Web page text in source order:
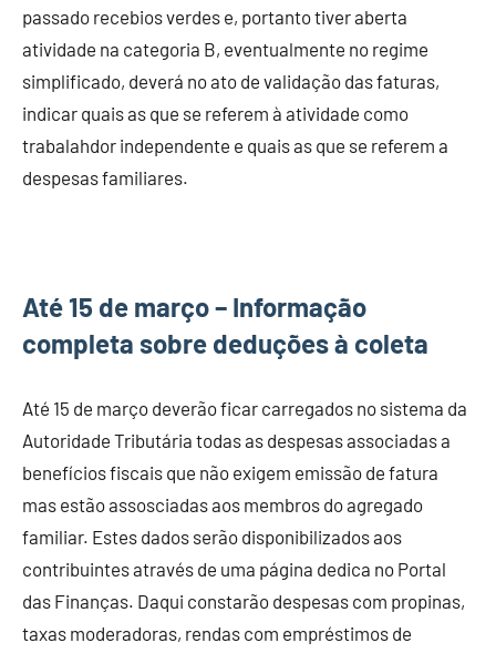
passado recebios verdes e, portanto tiver aberta
atividade na categoria B, eventualmente no regime
simplificado, deverá no ato de validação das faturas,
indicar quais as que se referem à atividade como
trabalahdor independente e quais as que se referem a
despesas familiares.
Até 15 de março – Informação
completa sobre deduções à coleta
Até 15 de março deverão ficar carregados no sistema da
Autoridade Tributária todas as despesas associadas a
benefícios fiscais que não exigem emissão de fatura
mas estão assosciadas aos membros do agregado
familiar. Estes dados serão disponibilizados aos
contribuintes através de uma página dedica no Portal
das Finanças. Daqui constarão despesas com propinas,
taxas moderadoras, rendas com empréstimos de